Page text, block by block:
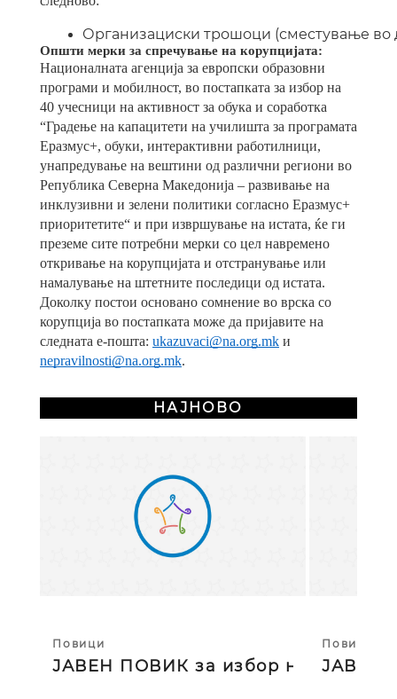
Организациски трошоци (сместување во
Општи мерки за спречување на корупцијата:
Националната агенција за европски образовни
програми и мобилност, во постапката за избор на
40 учесници на активност за обука и соработка
“Градење на капацитети на училишта за програмата
Еразмус+, обуки, интерактивни работилници,
унапредување на вештини од различни региони во
Република Северна Македонија – развивање на
инклузивни и зелени политики согласно Еразмус+
приоритетите“ и при извршување на истата, ќе ги
преземе сите потребни мерки со цел навремено
откривање на корупцијата и отстранување или
намалување на штетните последици од истата.
Доколку постои основано сомнение во врска со
корупција во постапката може да пријавите на
следната е-пошта: ukazuvaci@na.org.mk и
nepravilnosti@na.org.mk.
НАЈНОВО
Повици
ЈАВЕН ПОВИК за избор на тројца
Повици
ЈАВЕН